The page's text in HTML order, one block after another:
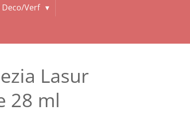
Deco/Verf
Lasur
28 ml